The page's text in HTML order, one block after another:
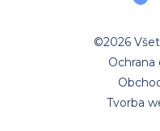
©2026
Tvorba